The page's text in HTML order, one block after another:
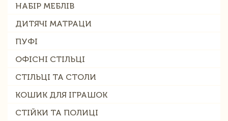
НАБІР МЕБЛІВ
ДИТЯЧІ МАТРАЦИ
ПУФІ
ОФІСНІ СТІЛЬЦІ
СТІЛЬЦІ ТА СТОЛИ
КОШИК ДЛЯ ІГРАШОК
СТІЙКИ ТА ПОЛИЦІ